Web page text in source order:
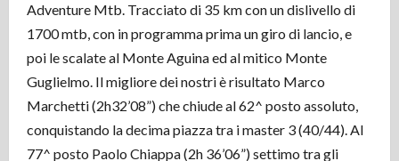
Adventure Mtb. Tracciato di 35 km con un dislivello di
1700 mtb, con in programma prima un giro di lancio, e
poi le scalate al Monte Aguina ed al mitico Monte
Guglielmo. Il migliore dei nostri è risultato Marco
Marchetti (2h32’08”) che chiude al 62^ posto assoluto,
conquistando la decima piazza tra i master 3 (40/44). Al
77^ posto Paolo Chiappa (2h 36’06”) settimo tra gli